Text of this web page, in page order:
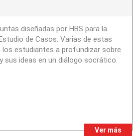
diseñadas por HBS para la
de Casos. Varias de estas
los estudiantes a profundizar sobre
sus ideas en un diálogo socrático.
Ver más